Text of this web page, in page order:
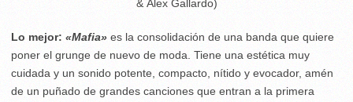
& Álex Gallardo)
Lo mejor: «Mafia» es la consolidación de una banda que quiere
poner el grunge de nuevo de moda. Tiene una estética muy
cuidada y un sonido potente, compacto, nítido y evocador, amén
de un puñado de grandes canciones que entran a la primera